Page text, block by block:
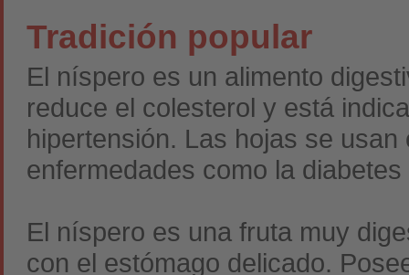
Tradición popular
El níspero es un alimento
reduce el colesterol y está
hipertensión. Las hojas se
enfermedades como la
El níspero es una fruta muy
con el estómago delicado.